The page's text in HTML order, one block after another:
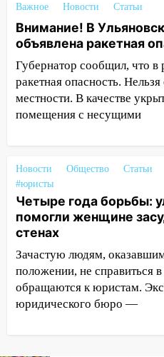
11:49
Снят режим
опасность» на
области
11:30 Кабмин РФ
2027 года импорт,
бензина Евро 2,
11:12
Соцсети: на
10:27
Где есть
днем 6 августа:
10:16 Внимание! В
объявлена ракетная
10:00 В
51-летний мужчина
09:50 В Ульяновске
застрял в тепловозе
юному
Важное Новости Статьи
Внимание! В
объявлена ракетная
Губернатор сообщил, что в
ракетная опасность.
местности. В качестве
помещения с несущими
Новости Общество
Статьи
#юристы
Четыре года борьбы:
помогли женщине
стенах
Зачастую людям,
положении, не справиться
обращаются к юристам.
юридического бюро —